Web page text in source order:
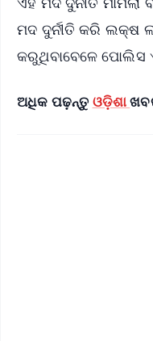
ମଦ ଦୁର୍ନୀତି କରି ଲକ୍ଷ
କରୁଥିବାବେଳେ ପୋଲିସ
ଅଧିକ ପଢ଼ନ୍ତୁ ଓଡ଼ିଶା